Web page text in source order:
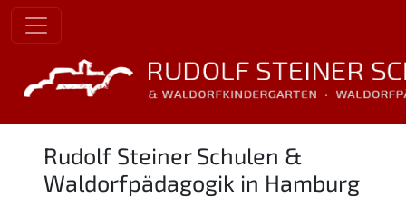
Rudolf Steiner Schulen &
Waldorfpädagogik in Hamburg